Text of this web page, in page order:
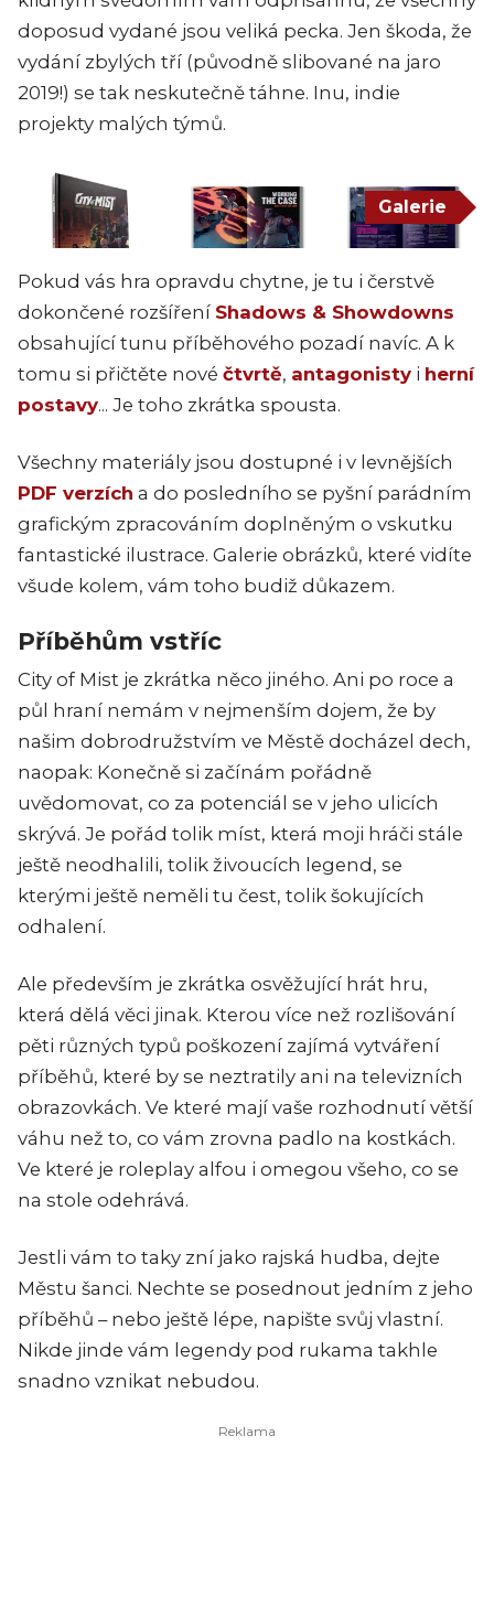
doposud vydané jsou veliká pecka. Jen škoda, že
vydání zbylých tří (původně slibované na jaro
2019!) se tak neskutečně táhne. Inu, indie
projekty malých týmů.
Galerie
Pokud vás hra opravdu chytne, je tu i čerstvě
dokončené rozšíření Shadows & Showdowns
obsahující tunu příběhového pozadí navíc. A k
tomu si přičtěte nové čtvrtě, antagonisty i herní
postavy... Je toho zkrátka spousta.
Všechny materiály jsou dostupné i v levnějších
PDF verzích a do posledního se pyšní parádním
grafickým zpracováním doplněným o vskutku
fantastické ilustrace. Galerie obrázků, které vidíte
všude kolem, vám toho budiž důkazem.
Příběhům vstříc
City of Mist je zkrátka něco jiného. Ani po roce a
půl hraní nemám v nejmenším dojem, že by
našim dobrodružstvím ve Městě docházel dech,
naopak: Konečně si začínám pořádně
uvědomovat, co za potenciál se v jeho ulicích
skrývá. Je pořád tolik míst, která moji hráči stále
ještě neodhalili, tolik živoucích legend, se
kterými ještě neměli tu čest, tolik šokujících
odhalení.
Ale především je zkrátka osvěžující hrát hru,
která dělá věci jinak. Kterou více než rozlišování
pěti různých typů poškození zajímá vytváření
příběhů, které by se neztratily ani na televizních
obrazovkách. Ve které mají vaše rozhodnutí větší
váhu než to, co vám zrovna padlo na kostkách.
Ve které je roleplay alfou i omegou všeho, co se
na stole odehrává.
Jestli vám to taky zní jako rajská hudba, dejte
Městu šanci. Nechte se posednout jedním z jeho
příběhů – nebo ještě lépe, napište svůj vlastní.
Nikde jinde vám legendy pod rukama takhle
snadno vznikat nebudou.